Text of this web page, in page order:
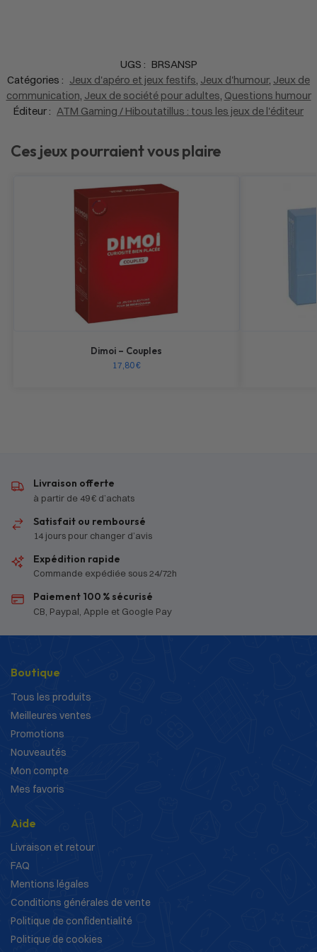
UGS : BRSANSP
Catégories : Jeux d'apéro et jeux festifs, Jeux d'humour, Jeux de
communication, Jeux de société pour adultes, Questions humour
Éditeur : ATM Gaming / Hiboutatillus : tous les jeux de l'éditeur
Ces jeux pourraient vous plaire
Dimoi – Couples
17,80€
Livraison offerte
à partir de 49 € d’achats
Satisfait ou remboursé
14 jours pour changer d’avis
Expédition rapide
Commande expédiée sous 24/72h
Paiement 100 % sécurisé
CB, Paypal, Apple et Google Pay
Boutique
Tous les produits
Meilleures ventes
Promotions
Nouveautés
Mon compte
Mes favoris
Aide
Livraison et retour
FAQ
Mentions légales
Conditions générales de vente
Politique de confidentialité
Politique de cookies